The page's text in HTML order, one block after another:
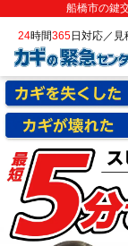
船橋市の鍵
24時間365日対応／見